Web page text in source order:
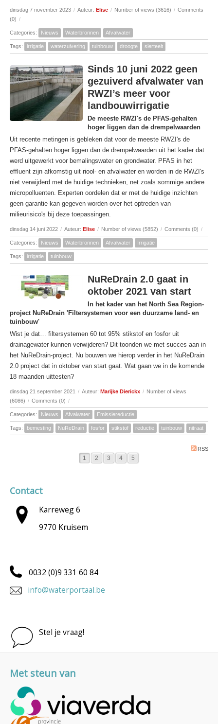
dinsdag 7 november 2023 / Auteur: Elise / Number of views (3616) / Comments
(0) /
Categories: Nieuws Waterbronnen Afvalwater
Tags: irrigatie waterzuivering tuinbouw droogte sierteelt
Sinds 10 juni 2022 geen
gezuiverd afvalwater van
RWZI’s meer voor
landbouwirrigatie
De meeste RWZI's de PFAS-gehalten
hoger liggen dan de drempelwaarden
Uit recente metingen is gebleken dat voor de meeste RWZI's de
PFAS-gehalten hoger liggen dan de drempelwaarden uit het kader dat
werd uitgewerkt voor bemalingswater en grondwater. PFAS in het
effluent zijn afkomstig uit riool- en afvalwater en worden in de RWZI's
niet verwijderd met de huidige technieken, net zoals sommige andere
micropolluenten. Experten oordelen dat er met de huidige inzichten
geen garantie kan gegeven worden over het optreden van
milieurisico's bij deze toepassingen.
dinsdag 14 juni 2022 / Auteur: Elise / Number of views (5852) / Comments (0) /
Categories: Nieuws Waterbronnen Afvalwater Irrigatie
Tags: irrigatie tuinbouw
NuReDrain 2.0 gaat in
oktober 2021 van start
In het kader van het North Sea Region-
project NuReDrain 'Filtersystemen voor een duurzame land- en
tuinbouw'
Wist je dat… filtersystemen 60 tot 95% stikstof en fosfor uit
drainagewater kunnen verwijderen? Dit toonden we met succes aan in
het NuReDrain-project. Nu bouwen we hierop verder in het NuReDrain
2.0 project dat in oktober van start gaat. Wat gaan we in de komende
18 maanden uittesten?
dinsdag 21 september 2021 / Auteur: Marijke Dierickx / Number of views
(6086) / Comments (0) /
Categories: Nieuws Afvalwater Emissiereductie
Tags: bemesting NuReDrain fosfor stikstof reductie tuinbouw nitraat
RSS
1 2 3 4 5
Contact
Karreweg 6
9770 Kruisem
0032 (0)9 331 60 84
info@waterportaal.be
Stel je vraag!
Met steun van